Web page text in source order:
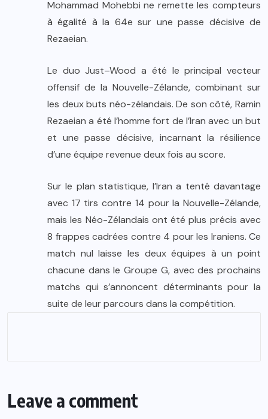
Mohammad Mohebbi ne remette les compteurs
à égalité à la 64e sur une passe décisive de
Rezaeian.
Le duo Just–Wood a été le principal vecteur
offensif de la Nouvelle-Zélande, combinant sur
les deux buts néo-zélandais. De son côté, Ramin
Rezaeian a été l’homme fort de l’Iran avec un but
et une passe décisive, incarnant la résilience
d’une équipe revenue deux fois au score.
Sur le plan statistique, l’Iran a tenté davantage
avec 17 tirs contre 14 pour la Nouvelle-Zélande,
mais les Néo-Zélandais ont été plus précis avec
8 frappes cadrées contre 4 pour les Iraniens. Ce
match nul laisse les deux équipes à un point
chacune dans le Groupe G, avec des prochains
matchs qui s’annoncent déterminants pour la
suite de leur parcours dans la compétition.
Leave a comment